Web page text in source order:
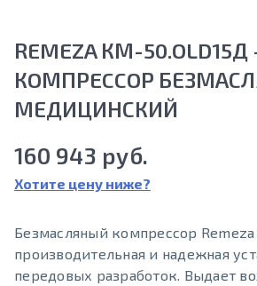
REMEZA КМ-50.OLD15Д
КOМПРECCOР
МЕДИЦИНСКИЙ
160 943 руб.
Хотите цену ниже?
Безмасляный компрессор
производительная и надежная
передовых разработок. Выдает